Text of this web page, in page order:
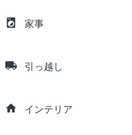
local_laundry_service 家事
local_shipping 引っ越し
home インテリア